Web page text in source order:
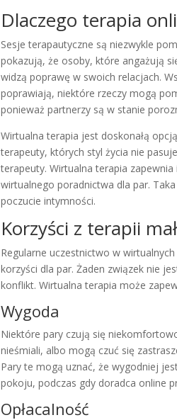
Dlaczego terapia
Sesje terapautyczne są niezwykle
pokazują, że osoby, które angażują
widzą poprawę w swoich relacjach.
poprawiają, niektóre rzeczy mogą
ponieważ partnerzy są w stanie
Wirtualna terapia jest doskonałą
terapeuty, których styl życia nie
terapeuty. Wirtualna terapia
wirtualnego poradnictwa dla par.
poczucie intymności.
Korzyści z terapii
Regularne uczestnictwo w
korzyści dla par. Żaden związek nie
konflikt. Wirtualna terapia może
Wygoda
Niektóre pary czują się
nieśmiali, albo mogą czuć się
Pary te mogą uznać, że wygodniej
pokoju, podczas gdy doradca online
Opłacalność